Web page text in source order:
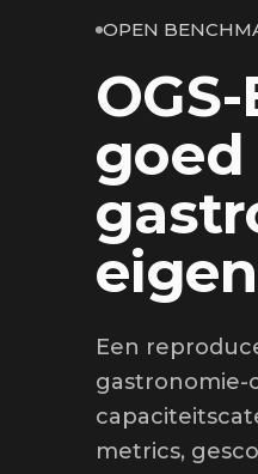
OPEN
goed
Een
gastronomie-
metrics,